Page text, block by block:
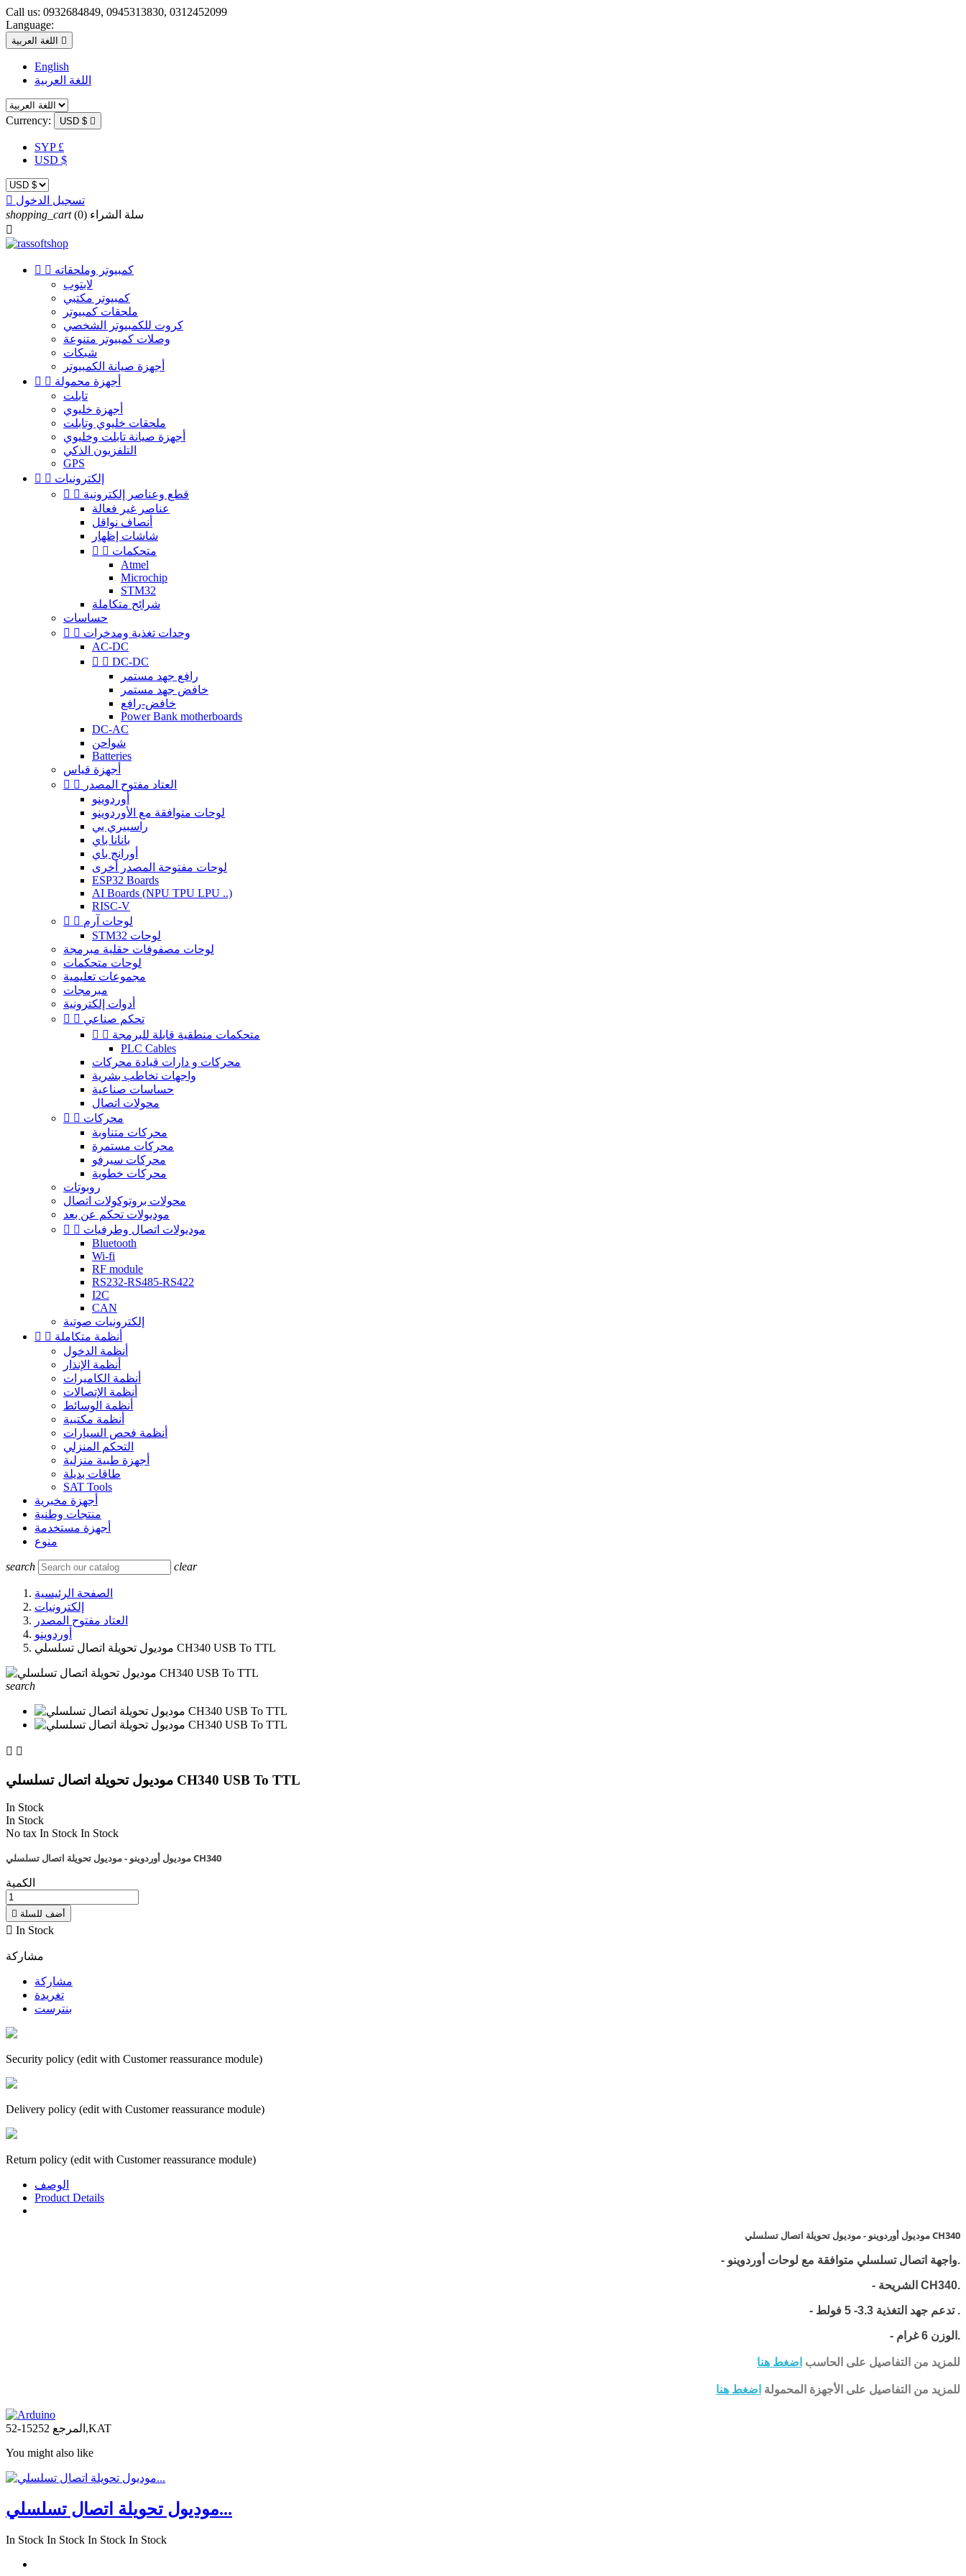
Call us: 0932684849, 0945313830, 0312452099
Language:
اللغة العربية 
English
اللغة العربية
Currency: USD $ 
SYP £
USD $
 تسجيل الدخول
shopping_cart
سلة الشراء (0)

  كمبيوتر وملحقاته
لابتوب
كمبيوتر مكتبي
ملحقات كمبيوتر
كروت للكمبيوتر الشخصي
وصلات كمبيوتر متنوعة
شبكات
أجهزة صيانة الكمبيوتر
  أجهزة محمولة
تابلت
أجهزة خليوي
ملحقات خليوي وتابلت
أجهزة صيانة تابلت وخليوي
التلفزيون الذكي
GPS
  إلكترونيات
  قطع وعناصر إلكترونية
عناصر غير فعالة
أنصاف نواقل
شاشات إظهار
  متحكمات
Atmel
Microchip
STM32
شرائح متكاملة
حساسات
  وحدات تغذية ومدخرات
AC-DC
  DC-DC
رافع جهد مستمر
خافض جهد مستمر
خافض-رافع
Power Bank motherboards
DC-AC
شواحن
Batteries
أجهزة قياس
 
العتاد مفتوح المصدر
أوردوينو
لوحات متوافقة مع الأوردوينو
راسبيري بي
بانانا باي
أورانج باي
لوحات مفتوحة المصدر أخرى
ESP32 Boards
AI Boards (NPU TPU LPU ..)
RISC-V
  لوحات آرم
STM32 لوحات
لوحات مصفوفات حقلية مبرمجة
لوحات متحكمات
مجموعات تعليمية
مبرمجات
أدوات إلكترونية
  تحكم صناعي
  متحكمات منطقية قابلة للبرمجة
PLC Cables
محركات و دارات قيادة محركات
واجهات تخاطب بشرية
حساسات صناعية
محولات اتصال
  محركات
محركات متناوبة
محركات مستمرة
محركات سيرفو
محركات خطوية
روبوتات
محولات بروتوكولات اتصال
موديولات تحكم عن بعد
  موديولات اتصال وطرفيات
Bluetooth
Wi-fi
RF module
RS232-RS485-RS422
I2C
CAN
إلكترونيات صوتية
  أنظمة متكاملة
أنظمة الدخول
أنظمة الإنذار
أنظمة الكاميرات
أنظمة الإتصالات
أنظمة الوسائط
أنظمة مكتبية
أنظمة فحص السيارات
التحكم المنزلي
أجهزة طبية منزلية
طاقات بديلة
SAT Tools
أجهزة مخبرية
منتجات وطنية
أجهزة مستخدمة
منوع
search clear
الصفحة الرئيسية
إلكترونيات
العتاد مفتوح المصدر
أوردوينو
موديول تحويلة اتصال تسلسلي CH340 USB To TTL
search
 
موديول تحويلة اتصال تسلسلي CH340 USB To TTL
In Stock
In Stock
No tax In Stock In Stock
موديول أوردوينو - موديول تحويلة اتصال تسلسلي CH340
الكمية
 أضف للسلة
 In Stock
مشاركة
مشاركة
تغريدة
بنترست
Security policy (edit with Customer reassurance module)
Delivery policy (edit with Customer reassurance module)
Return policy (edit with Customer reassurance module)
الوصف
Product Details
موديول أوردوينو - موديول تحويلة اتصال تسلسلي CH340
- واجهة اتصال تسلسلي متوافقة مع لوحات أوردوينو.
CH340.
- تدعم جهد التغذية 3.3- 5 فولط .
- الوزن 6 غرام.
للمزيد من التفاصيل على الحاسب اضغط هنا
للمزيد من التفاصيل على الأجهزة المحمولة اضغط هنا
المرجع 15252-52,KAT
You might also like
موديول تحويلة اتصال تسلسلي...
In Stock In Stock In Stock In Stock